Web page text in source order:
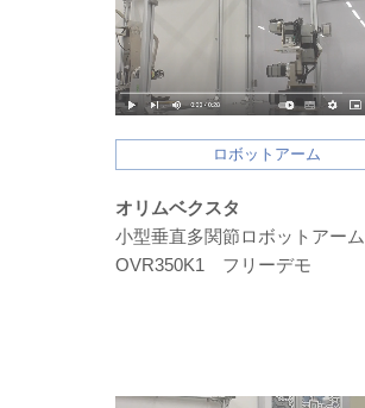
ロボットアーム
オリムベクスタ
小型垂直多関節ロボットアーム
OVR350K1 フリーデモ